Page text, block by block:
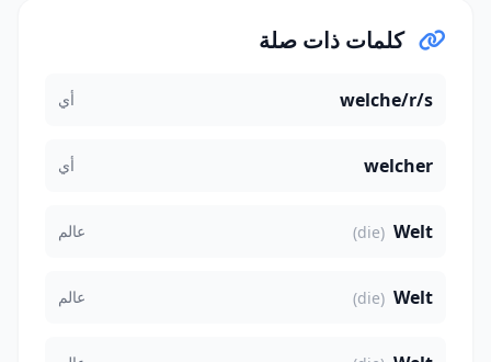
كلمات ذات صلة
welche/r/s أي
welcher أي
Welt
(die) عالم
Welt
(die) عالم